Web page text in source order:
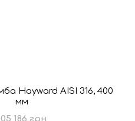
Hayward AISI 316, 400
мм
186 грн